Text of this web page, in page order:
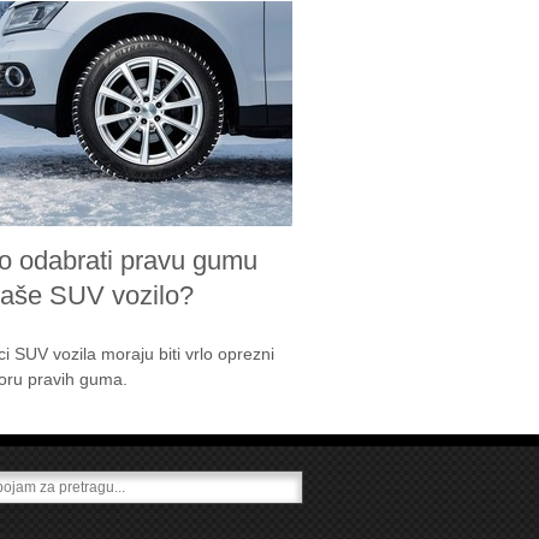
odabrati pravu gumu
SUV vozilo?
SUV vozila moraju biti vrlo oprezni
pravih guma.